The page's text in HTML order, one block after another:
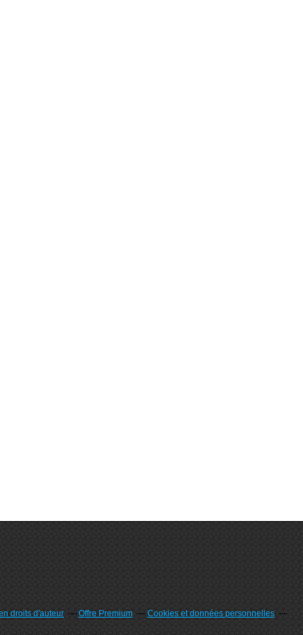
droits d'auteur Offre Premium
Cookies et données personnelles